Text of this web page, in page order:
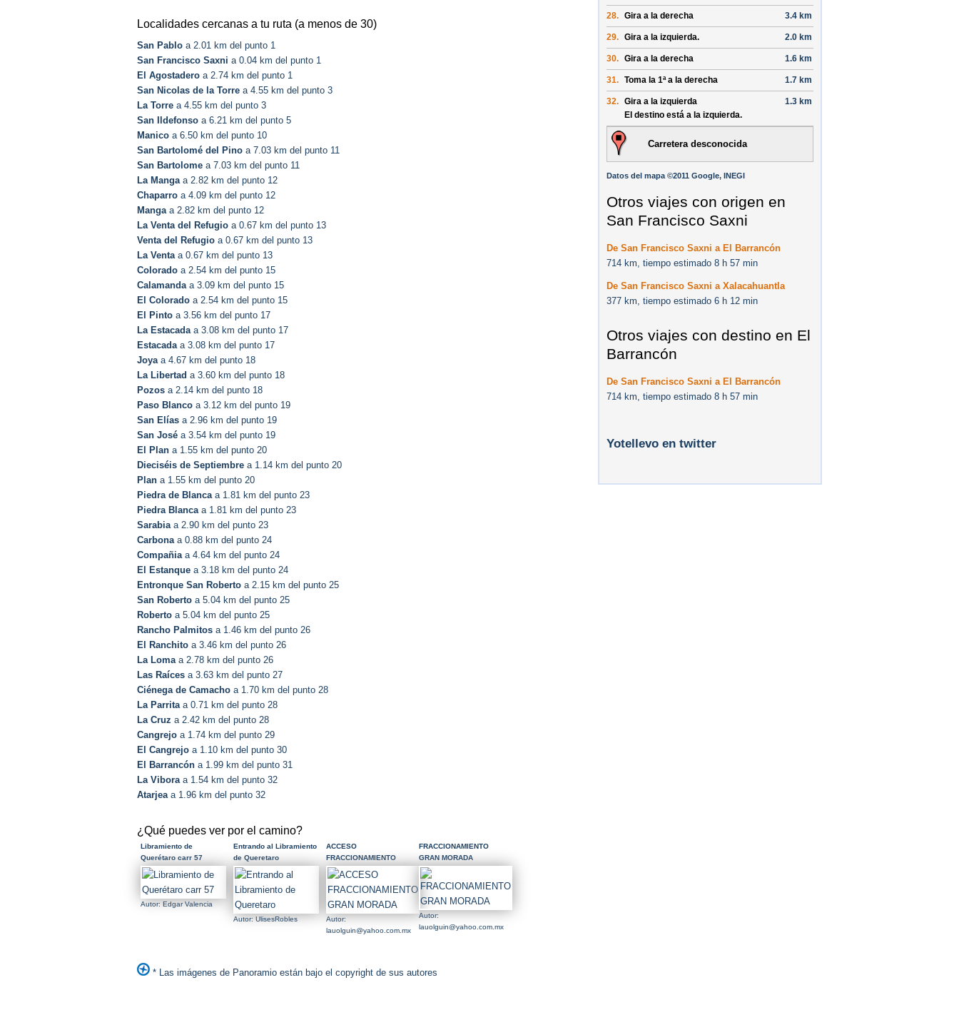
Localidades cercanas a tu ruta (a menos de 30)
San Pablo a 2.01 km del punto 1
San Francisco Saxni a 0.04 km del punto 1
El Agostadero a 2.74 km del punto 1
San Nicolas de la Torre a 4.55 km del punto 3
La Torre a 4.55 km del punto 3
San Ildefonso a 6.21 km del punto 5
Manico a 6.50 km del punto 10
San Bartolomé del Pino a 7.03 km del punto 11
San Bartolome a 7.03 km del punto 11
La Mangaa 2.82 km del punto 12
Chaparro a 4.09 km del punto 12
Mangaa 2.82 km del punto 12
La Venta del Refugio a 0.67 km del punto 13
Venta del Refugio a 0.67 km del punto 13
La Ventaa 0.67 km del punto 13
Colorado a 2.54 km del punto 15
Calamandaa 3.09 km del punto 15
El Colorado a 2.54 km del punto 15
El Pinto a 3.56 km del punto 17
La Estacadaa 3.08 km del punto 17
Estacadaa 3.08 km del punto 17
Joyaa 4.67 km del punto 18
La Libertad a 3.60 km del punto 18
Pozos a 2.14 km del punto 18
Paso Blanco a 3.12 km del punto 19
San Elías a 2.96 km del punto 19
San José a 3.54 km del punto 19
El Plan a 1.55 km del punto 20
Dieciséis de Septiembre a 1.14 km del punto 20
Plan a 1.55 km del punto 20
Piedra de Blancaa 1.81 km del punto 23
Piedra Blancaa 1.81 km del punto 23
Sarabiaa 2.90 km del punto 23
Carbonaa 0.88 km del punto 24
Compañiaa 4.64 km del punto 24
El Estanque a 3.18 km del punto 24
Entronque San Roberto a 2.15 km del punto 25
San Roberto a 5.04 km del punto 25
Roberto a 5.04 km del punto 25
Rancho Palmitos a 1.46 km del punto 26
El Ranchito a 3.46 km del punto 26
La Lomaa 2.78 km del punto 26
Las Raíces a 3.63 km del punto 27
Ciénega de Camacho a 1.70 km del punto 28
La Parritaa 0.71 km del punto 28
La Cruz a 2.42 km del punto 28
Cangrejo a 1.74 km del punto 29
El Cangrejo a 1.10 km del punto 30
El Barrancón a 1.99 km del punto 31
La Viboraa 1.54 km del punto 32
Atarjeaa 1.96 km del punto 32
¿Qué puedes ver por el camino?
Libramiento de
Querétaro carr 57
Autor: Edgar Valencia
Entrando al Libramiento
de Queretaro
Autor: UlisesRobles
ACCESO
FRACCIONAMIENTO
GRAN MORADA
Autor:
lauolguin@yahoo.com.mx
FRACCIONAMIENTO
GRAN MORADA
Autor:
lauolguin@yahoo.com.mx
* Las imágenes de Panoramio están bajo el copyright de sus autores
28. Gira a la derecha 3.4 km
29. Gira a la izquierda. 2.0 km
30. Gira a la derecha 1.6 km
31. Toma la 1ª a la derecha 1.7 km
32. Gira a la izquierda
El destino está a la izquierda.
1.3 km
Carretera desconocida
Datos del mapa ©2011 Google, INEGI
Otros viajes con origen en
San Francisco Saxni
De San Francisco Saxni a El Barrancón
714 km, tiempo estimado 8 h 57 min
De San Francisco Saxni a Xalacahuantla
377 km, tiempo estimado 6 h 12 min
Otros viajes con destino en El
Barrancón
De San Francisco Saxni a El Barrancón
714 km, tiempo estimado 8 h 57 min
Yotellevo en twitter